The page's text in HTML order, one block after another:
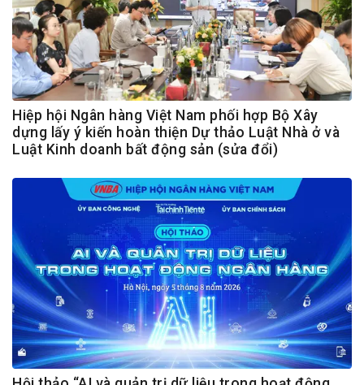
Hiệp hội Ngân hàng Việt Nam phối hợp Bộ Xây
dựng lấy ý kiến hoàn thiện Dự thảo Luật Nhà ở và
Luật Kinh doanh bất động sản (sửa đổi)